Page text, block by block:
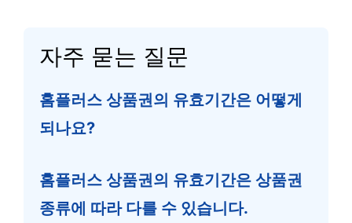
자주 묻는 질문
홈플러스 상품권의 유효기간은 어떻게
되나요?
홈플러스 상품권의 유효기간은 상품권
종류에 따라 다를 수 있습니다.